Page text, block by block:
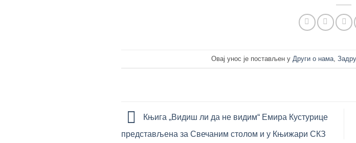
Овај унос је постављен у Други о нама,
Књига „Видиш ли да не видим“ Емира Кустурице
представљена за Свечаним столом и у Књижари СКЗ